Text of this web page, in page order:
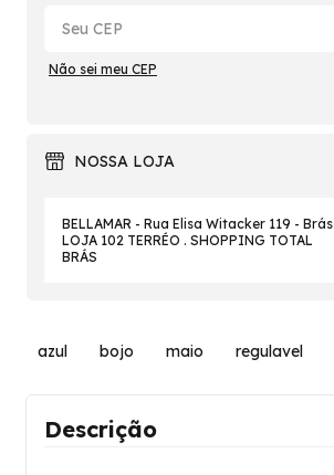
Não sei meu CEP
NOSSA LOJA
BELLAMAR - Rua Elisa Witacker 119 - Brás
LOJA 102 TERRÉO . SHOPPING TOTAL
BRÁS
azul bojo maio regulavel
Descrição